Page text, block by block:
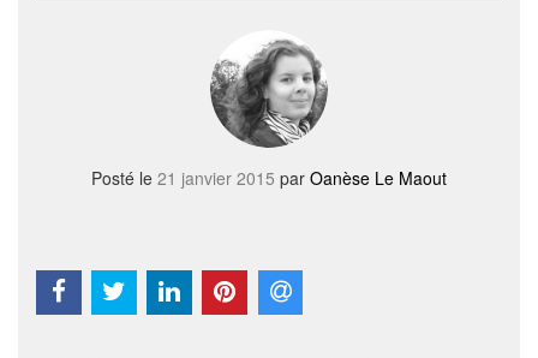
Posté le 21 janvier 2015 par Oanèse Le Maout